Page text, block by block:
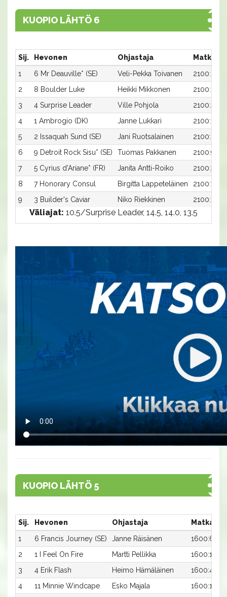
KUOPIO LÄHTÖ 6
Sij. Hevonen Ohjastaja
1
6 Mr Deauville* (SE) Veli-Pekka Toivanen
2100:6
2
8 Boulder Luke Heikki Mikkonen
2100:8
3
4 Surprise Leader Ville Pohjola
2100:4
4
1 Ambrogio (DK) Janne Lukkari
2100:1
5
2 Issaquah Sund (SE) Jani Ruotsalainen
2100:2
6
9 Detroit Rock Sisu* (SE) Tuomas Pakkanen
2100:9
7
5 Cyrius d'Ariane* (FR) Janita Antti-Roiko
2100:5
8
7 Honorary Consul Birgitta Lappeteläinen
2100:7
9
3 Builder's Caviar Niko Riekkinen 2100:3
Väliajat: 10.5/Surprise Leader, 14.5, 14.0, 13.5
KUOPIO LÄHTÖ 5
Sij. Hevonen Ohjastaja
1
6 Francis Journey (SE) Janne Räisänen
1600:6
2
1 I Feel On Fire Martti Pellikka
1600:1
3
4 Erik Flash Heimo Hämäläinen
1600:4
4
11 Minnie Windcape Esko Majala
1600:11